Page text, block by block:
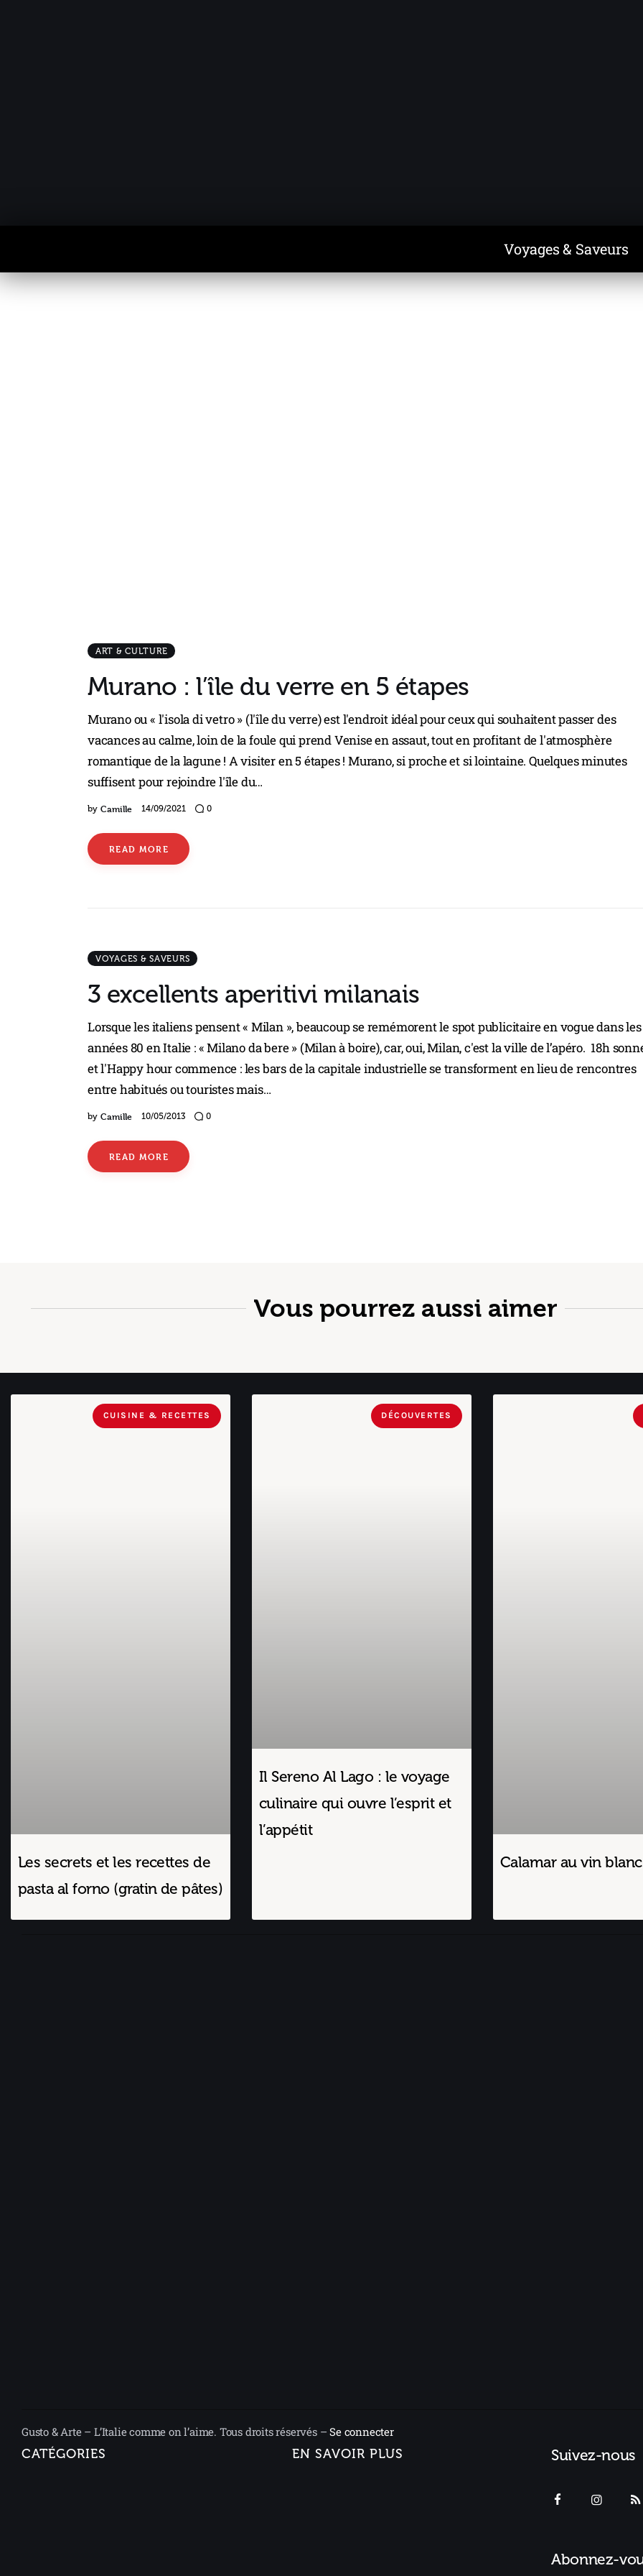
Voyages & Saveurs
ART & CULTURE
Murano : l’île du verre en 5 étapes
Murano ou « l'isola di vetro » (l'île du verre) est l'endroit idéal pour ceux qui souhaitent passer des
vacances au calme, loin de la foule qui prend Venise en assaut, tout en profitant de l'atmosphère
romantique de la lagune ! A visiter en 5 étapes ! Murano, si proche et si lointaine. Quelques minutes
suffisent pour rejoindre l'île du…
by Camille 14/09/2021 0
READ MORE
VOYAGES & SAVEURS
3 excellents aperitivi milanais
Lorsque les italiens pensent « Milan », beaucoup se remémorent le spot publicitaire en vogue dans les
années 80 en Italie : « Milano da bere » (Milan à boire), car, oui, Milan, c'est la ville de l’apéro. 18h
et l'Happy hour commence : les bars de la capitale industrielle se transforment en lieu de rencontres
entre habitués ou touristes mais…
by Camille 10/05/2013 0
READ MORE
Vous pourrez aussi aimer
CUISINE & RECETTES
Les secrets et les recettes de
pasta al forno (gratin de pâtes)
DÉCOUVERTES
Il Sereno Al Lago : le voyage
culinaire qui ouvre l’esprit et
l’appétit
Calamar au vin blanc
Gusto & Arte – L’Italie comme on l’aime. Tous droits réservés –Se connecter
CATÉGORIES EN SAVOIR PLUS Suivez-nous
Abonnez-